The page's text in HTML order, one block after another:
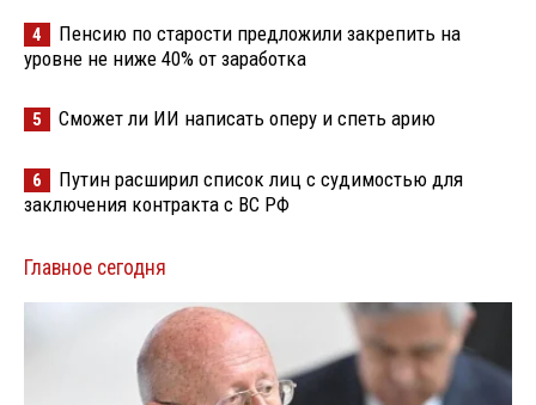
4
Пенсию по старости предложили закрепить на
уровне не ниже 40% от заработка
5 Сможет ли ИИ написать оперу и спеть арию
6
Путин расширил список лиц с судимостью для
заключения контракта с ВС РФ
Главное сегодня